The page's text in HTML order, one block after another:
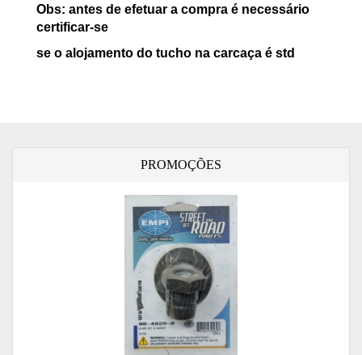
Obs: antes de efetuar a compra é necessário
certificar-se
se o alojamento do tucho na carcaça é std
PROMOÇÕES